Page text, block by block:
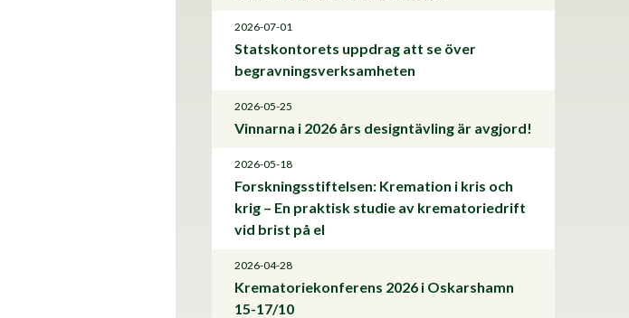
2026-07-01
Statskontorets uppdrag att se över
begravningsverksamheten
2026-05-25
Vinnarna i 2026 års designtävling är avgjord!
2026-05-18
Forskningsstiftelsen: Kremation i kris och
krig – En praktisk studie av krematoriedrift
vid brist på el
2026-04-28
Krematoriekonferens 2026 i Oskarshamn
15-17/10